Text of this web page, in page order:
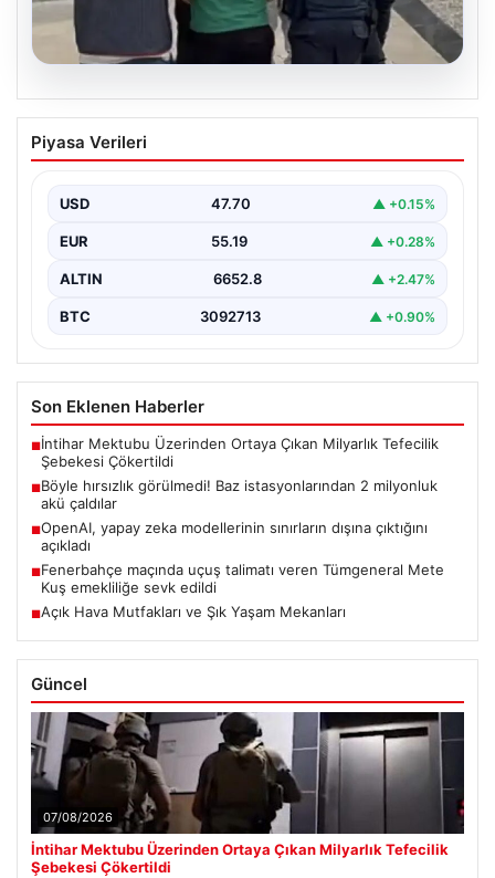
06.08.2026
Böyle hırsızlık görülmedi! Baz
istasyonlarından 2 milyonluk akü
Piyasa Verileri
USD 47.70 ▲ +0.15%
EUR 55.19 ▲ +0.28%
ALTIN 6652.8 ▲ +2.47%
BTC 3092713 ▲ +0.90%
Son Eklenen Haberler
■İntihar Mektubu Üzerinden Ortaya Çıkan Milyarlık Tefecilik
Şebekesi Çökertildi
■Böyle hırsızlık görülmedi! Baz istasyonlarından 2 milyonluk
akü çaldılar
■OpenAI, yapay zeka modellerinin sınırların dışına çıktığını
açıkladı
■Fenerbahçe maçında uçuş talimatı veren Tümgeneral Mete
Kuş emekliliğe sevk edildi
■Açık Hava Mutfakları ve Şık Yaşam Mekanları
Güncel
07/08/2026
İntihar Mektubu Üzerinden Ortaya Çıkan Milyarlık Tefecilik
Şebekesi Çökertildi